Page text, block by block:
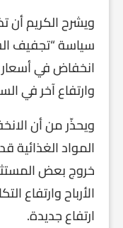
ويشرح الكريم أن
سياسة “تجفيف
انخفاض في
وارتفاع آخر في
ويحذّر من أن
المواد الغذائية
خروج بعض
الأرباح وارتفاع
ارتفاع جديدة.